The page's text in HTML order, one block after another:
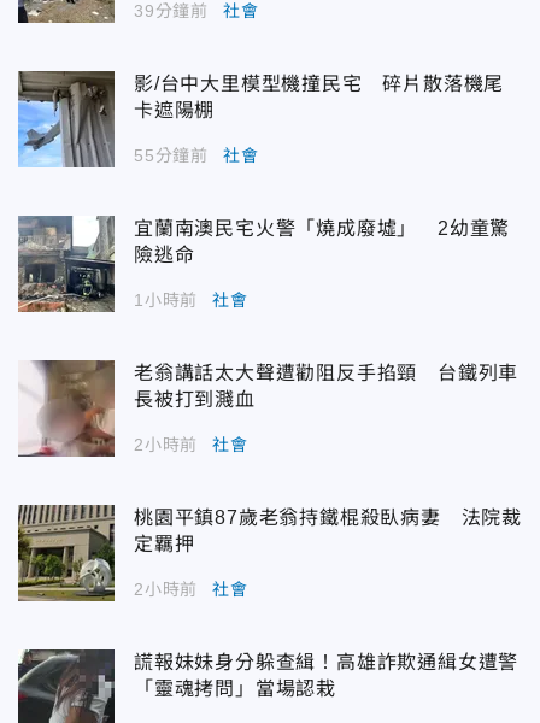
39分鐘前 社會
影/台中大里模型機撞民宅 碎片散落機尾
卡遮陽棚
55分鐘前 社會
宜蘭南澳民宅火警「燒成廢墟」 2幼童驚
險逃命
1小時前 社會
老翁講話太大聲遭勸阻反手掐頸 台鐵列車
長被打到濺血
2小時前 社會
桃園平鎮87歲老翁持鐵棍殺臥病妻 法院裁
定羈押
2小時前 社會
謊報妹妹身分躲查緝！高雄詐欺通緝女遭警
「靈魂拷問」當場認栽